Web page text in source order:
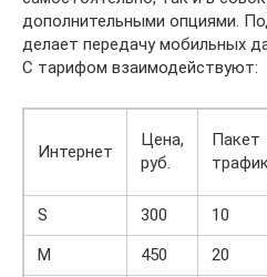
дополнительными опциями.
делает передачу мобильных
С тарифом взаимодействуют:
Интернет
Цена,
руб.
Пакет
S
300 10
M
450 20